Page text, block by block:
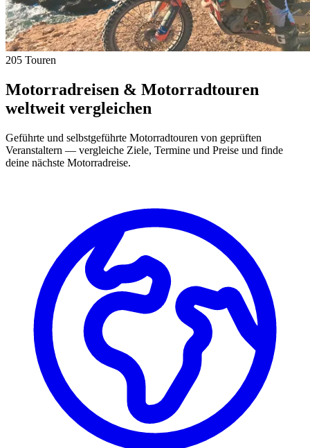
205 Touren
Motorradreisen & Motorradtouren
weltweit vergleichen
Geführte und selbstgeführte Motorradtouren von geprüften
Veranstaltern — vergleiche Ziele, Termine und Preise und finde
deine nächste Motorradreise.